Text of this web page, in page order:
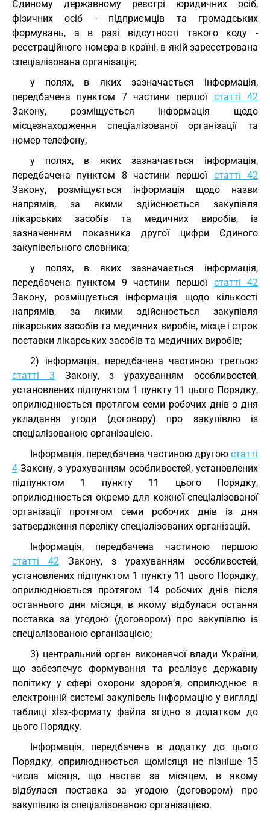
Єдиному державному реєстрі юридичних осіб,
фізичних осіб - підприємців та громадських
формувань, а в разі відсутності такого коду -
реєстраційного номера в країні, в якій зареєстрована
спеціалізована організація;
у полях, в яких зазначається інформація,
передбачена пунктом 7 частини першої статті 42
Закону, розміщується інформація щодо
місцезнаходження спеціалізованої організації та
номер телефону;
у полях, в яких зазначається інформація,
передбачена пунктом 8 частини першої статті 42
Закону, розміщується інформація щодо назви
напрямів, за якими здійснюється закупівля
лікарських засобів та медичних виробів, із
зазначенням показника другої цифри Єдиного
закупівельного словника;
у полях, в яких зазначається інформація,
передбачена пунктом 9 частини першої статті 42
Закону, розміщується інформація щодо кількості
напрямів, за якими здійснюється закупівля
лікарських засобів та медичних виробів, місце і строк
поставки лікарських засобів та медичних виробів;
2) інформація, передбачена частиною третьою
статті 3 Закону, з урахуванням особливостей,
установлених підпунктом 1 пункту 11 цього Порядку,
оприлюднюється протягом семи робочих днів з дня
укладання угоди (договору) про закупівлю із
спеціалізованою організацією.
Інформація, передбачена частиною другою статті
4 Закону, з урахуванням особливостей, установлених
підпунктом 1 пункту 11 цього Порядку,
оприлюднюється окремо для кожної спеціалізованої
організації протягом семи робочих днів із дня
затвердження переліку спеціалізованих організацій.
Інформація, передбачена частиною першою
статті 42 Закону, з урахуванням особливостей,
установлених підпунктом 1 пункту 11 цього Порядку,
оприлюднюється протягом 14 робочих днів після
останнього дня місяця, в якому відбулася остання
поставка за угодою (договором) про закупівлю із
спеціалізованою організацією;
3) центральний орган виконавчої влади України,
що забезпечує формування та реалізує державну
політику у сфері охорони здоров’я, оприлюднює в
електронній системі закупівель інформацію у вигляді
таблиці xlsx-формату файла згідно з додатком до
цього Порядку.
Інформація, передбачена в додатку до цього
Порядку, оприлюднюється щомісяця не пізніше 15
числа місяця, що настає за місяцем, в якому
відбулася поставка за угодою (договором) про
закупівлю із спеціалізованою організацією.